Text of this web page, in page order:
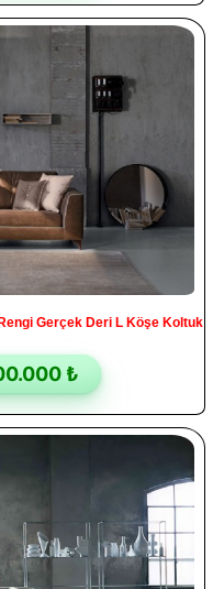
Gerçek Deri L Köşe Koltuk
₺